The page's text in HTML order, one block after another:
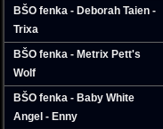
BŠO fenka - Deborah Taien -
Trixa
BŠO fenka - Metrix Pett's
Wolf
BŠO fenka - Baby White
Angel - Enny